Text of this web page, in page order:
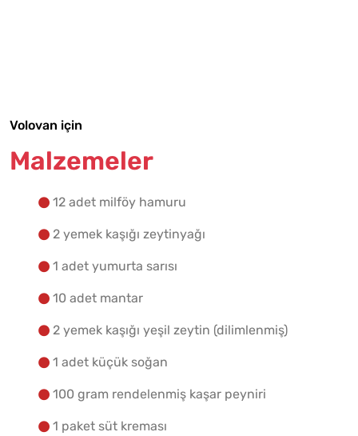
Volovan için
Malzemeler
12 adet milföy hamuru
2 yemek kaşığı zeytinyağı
1 adet yumurta sarısı
10 adet mantar
2 yemek kaşığı yeşil zeytin (dilimlenmiş)
1 adet küçük soğan
100 gram rendelenmiş kaşar peyniri
1 paket süt kreması